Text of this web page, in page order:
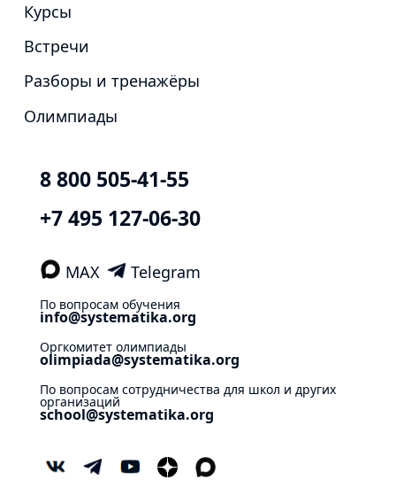
Курсы
Встречи
Разборы и тренажёры
Олимпиады
8 800 505-41-55
+7 495 127-06-30
MAX Telegram
По вопросам обучения
info@systematika.org
Оргкомитет олимпиады
olimpiada@systematika.org
По вопросам сотрудничества для школ и других
организаций
school@systematika.org